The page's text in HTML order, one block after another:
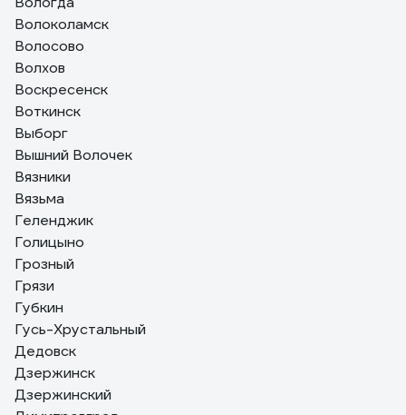
Волоколамск
Волосово
Волхов
Воскресенск
Воткинск
Выборг
Вышний Волочек
Вязники
Вязьма
Геленджик
Голицыно
Грозный
Грязи
Губкин
Гусь-Хрустальный
Дедовск
Дзержинск
Дзержинский